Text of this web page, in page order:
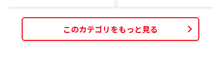
このカテゴリをもっと見る